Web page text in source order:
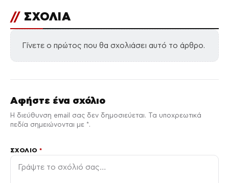
βάφτισε τον γιο της
χρονιά στο Θέατρο
Δείτε όλες τις τελευταίες
Ελλάδα και τον Κόσμο, τη στιγμή που